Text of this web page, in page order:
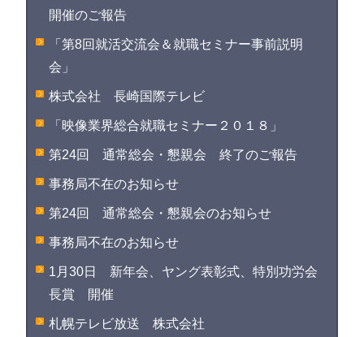
開催のご報告
「第8回就活交流会＆就職セミナー事前説明
会」
株式会社 長崎国際テレビ
「映像業界総合就職セミナー２０１８」
第24回 通常総会・懇親会 終了のご報告
事務局不在のお知らせ
第24回 通常総会・懇親会のお知らせ
事務局不在のお知らせ
1月30日 新年会、ヤング表彰式、特別功労会
長賞 開催
札幌テレビ放送 株式会社